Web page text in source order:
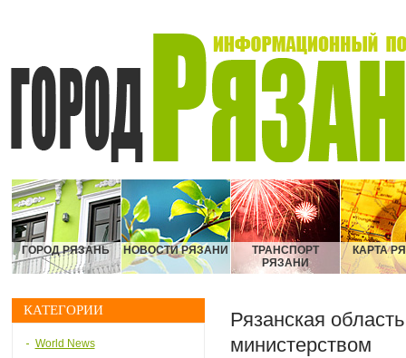
ГОРОД РЯЗАНЬ НОВОСТИ РЯЗАНИ
ТРАНСПОРТ
РЯЗАНИ
КАРТА
КАТЕГОРИИ
World News
Рязанская
министерством